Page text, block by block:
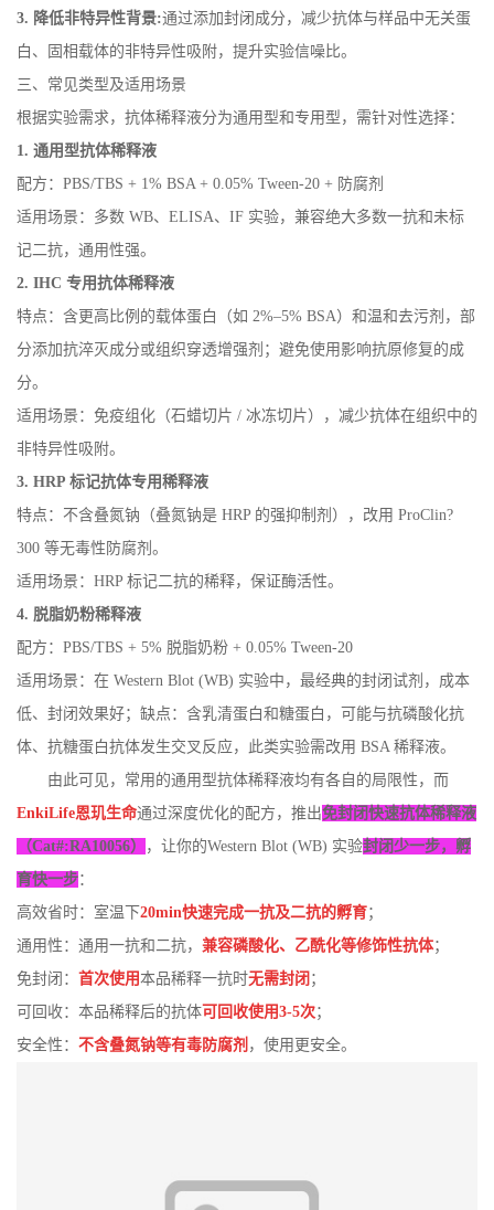
3. 降低非特异性背景:通过添加封闭成分，减少抗体与样品中无关蛋
白、固相载体的非特异性吸附，提升实验信噪比。
三、常见类型及适用场景
根据实验需求，抗体稀释液分为通用型和专用型，需针对性选择：
1. 通用型抗体稀释液
配方：PBS/TBS + 1% BSA + 0.05% Tween-20 + 防腐剂
适用场景：多数 WB、ELISA、IF 实验，兼容绝大多数一抗和未标
记二抗，通用性强。
2. IHC 专用抗体稀释液
特点：含更高比例的载体蛋白（如 2%–5% BSA）和温和去污剂，部
分添加抗淬灭成分或组织穿透增强剂；避免使用影响抗原修复的成
分。
适用场景：免疫组化（石蜡切片 / 冰冻切片），减少抗体在组织中的
非特异性吸附。
3. HRP 标记抗体专用稀释液
特点：不含叠氮钠（叠氮钠是 HRP 的强抑制剂），改用 ProClin?
300 等无毒性防腐剂。
适用场景：HRP 标记二抗的稀释，保证酶活性。
4. 脱脂奶粉稀释液
配方：PBS/TBS + 5% 脱脂奶粉 + 0.05% Tween-20
适用场景：在 Western Blot (WB) 实验中，最经典的封闭试剂，成本
低、封闭效果好；缺点：含乳清蛋白和糖蛋白，可能与抗磷酸化抗
体、抗糖蛋白抗体发生交叉反应，此类实验需改用 BSA 稀释液。
由此可见，常用的通用型抗体稀释液均有各自的局限性，而
EnkiLife恩玑生命通过深度优化的配方，推出免封闭快速抗体稀释液
（Cat#:RA10056）
，让你的Western Blot (WB) 实验封闭少一步，孵
育快一步：
高效省时：室温下20min快速完成一抗及二抗的孵育；
通用性：通用一抗和二抗， 兼容磷酸化、乙酰化等修饰性抗体；
免封闭： 首次使用本品稀释一抗时无需封闭 ；
可回收：本品稀释后的抗体可回收使用3-5次；
安全性： 不含叠氮钠等有毒防腐剂 ，使用更安全。